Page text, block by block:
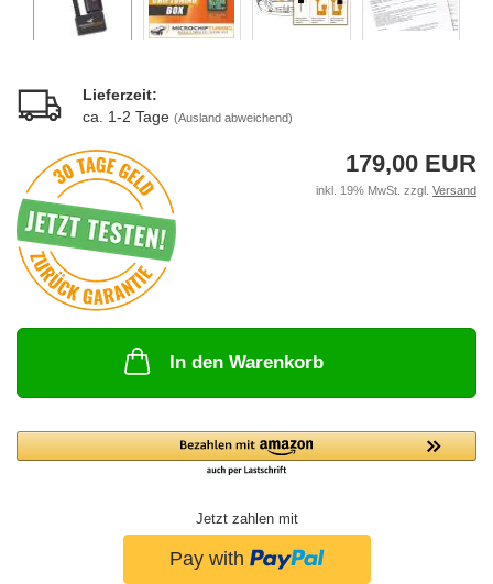
Lieferzeit:
ca. 1-2 Tage (Ausland abweichend)
179,00 EUR
inkl. 19% MwSt. zzgl. Versand
In den Warenkorb
Jetzt zahlen mit